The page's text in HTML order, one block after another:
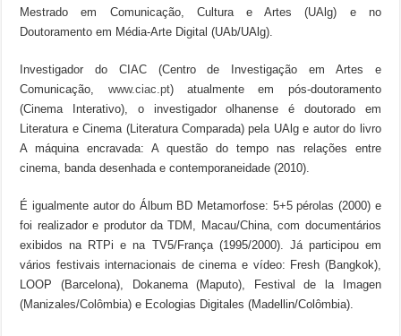
Mestrado em Comunicação, Cultura e Artes (UAlg) e no
Doutoramento em Média-Arte Digital (UAb/UAlg).
Investigador do CIAC (Centro de Investigação em Artes e
Comunicação, www.ciac.pt) atualmente em pós-doutoramento
(Cinema Interativo), o investigador olhanense é doutorado em
Literatura e Cinema (Literatura Comparada) pela UAlg e autor do livro
A máquina encravada: A questão do tempo nas relações entre
cinema, banda desenhada e contemporaneidade (2010).
É igualmente autor do Álbum BD Metamorfose: 5+5 pérolas (2000) e
foi realizador e produtor da TDM, Macau/China, com documentários
exibidos na RTPi e na TV5/França (1995/2000). Já participou em
vários festivais internacionais de cinema e vídeo: Fresh (Bangkok),
LOOP (Barcelona), Dokanema (Maputo), Festival de la Imagen
(Manizales/Colômbia) e Ecologias Digitales (Madellin/Colômbia).